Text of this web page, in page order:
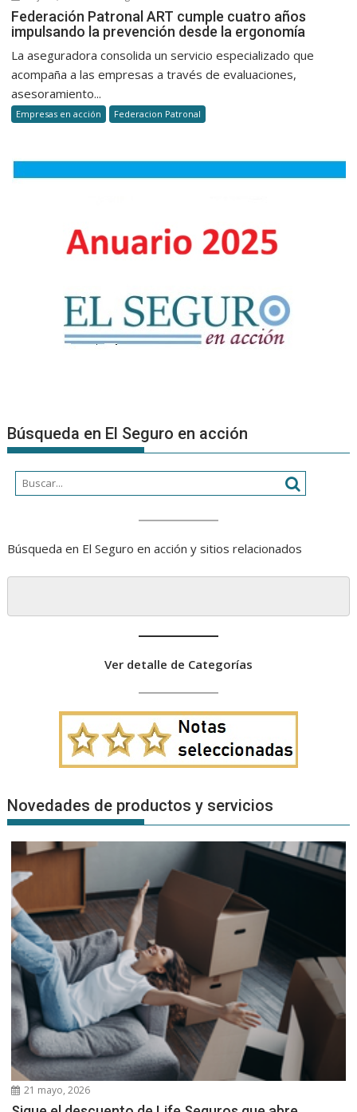
Federación Patronal ART cumple cuatro años
impulsando la prevención desde la ergonomía
La aseguradora consolida un servicio especializado que
acompaña a las empresas a través de evaluaciones,
asesoramiento...
Empresas en acción Federacion Patronal
Búsqueda en El Seguro en acción
Búsqueda en El Seguro en acción y sitios relacionados
Ver detalle de Categorías
Novedades de productos y servicios
21 mayo, 2026